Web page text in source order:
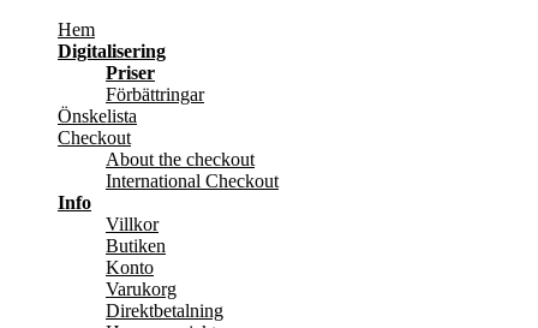
Hem
Digitalisering
Priser
Förbättringar
Önskelista
Checkout
About the checkout
International Checkout
Info
Villkor
Butiken
Konto
Varukorg
Direktbetalning